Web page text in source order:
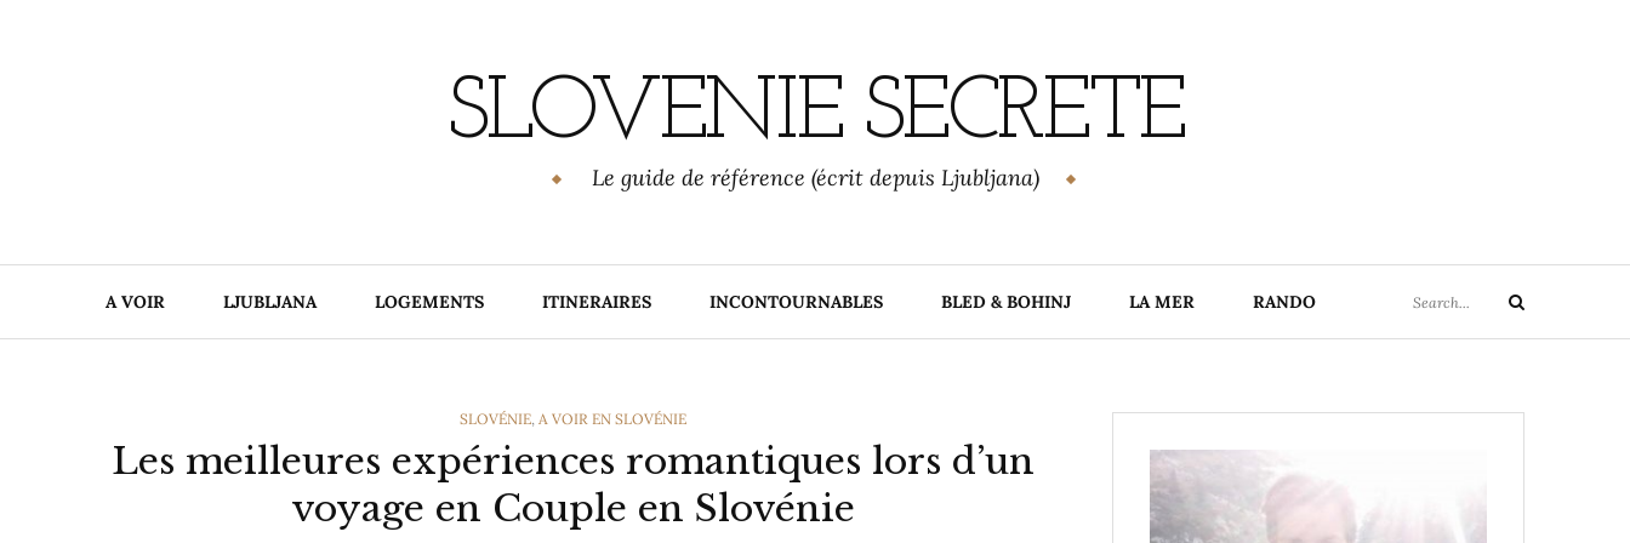
SLOVENIE SECRETE
Le guide de référence (écrit depuis Ljubljana)
A VOIR LJUBLJANA LOGEMENTS ITINERAIRES INCONTOURNABLES BLED & BOHINJ LA MER RANDO
for:
Search
CATEGORIES
SLOVÉNIE, A VOIR EN SLOVÉNIE
Les meilleures expériences romantiques lors d’un
voyage en Couple en Slovénie